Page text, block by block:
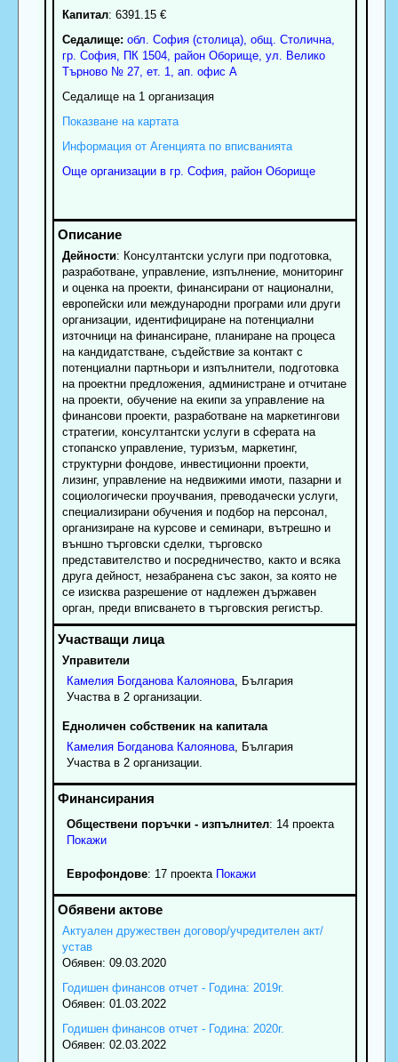
Капитал: 6391.15 €
Седалище: обл. София (столица), общ. Столична,
гр. София, ПК 1504, район Оборище, ул. Велико
Търново № 27, ет. 1, ап. офис А
Седалище на 1 организация
Показване на картата
Информация от Агенцията по вписванията
Още организации в гр. София, район Оборище
Дейности: Консултантски услуги при подготовка,
разработване, управление, изпълнение, мониторинг
и оценка на проекти, финансирани от национални,
европейски или международни програми или други
организации, идентифициране на потенциални
източници на финансиране, планиране на процеса
на кандидатстване, съдействие за контакт с
потенциални партньори и изпълнители, подготовка
на проектни предложения, администране и отчитане
на проекти, обучение на екипи за управление на
финансови проекти, разработване на маркетингови
стратегии, консултантски услуги в сферата на
стопанско управление, туризъм, маркетинг,
структурни фондове, инвестиционни проекти,
лизинг, управление на недвижими имоти, пазарни и
социологически проучвания, преводачески услуги,
специализирани обучения и подбор на персонал,
организиране на курсове и семинари, вътрешно и
външно търговски сделки, търговско
представителство и посредничество, както и всяка
друга дейност, незабранена със закон, за която не
се изисква разрешение от надлежен държавен
орган, преди вписването в търговския регистър.
Управители
Камелия Богданова Калоянова, България
Участва в 2 организации.
Едноличен собственик на капитала
Камелия Богданова Калоянова, България
Участва в 2 организации.
Обществени поръчки - изпълнител: 14 проекта
Покажи
Еврофондове: 17 проекта Покажи
Актуален дружествен договор/учредителен акт/
устав
Обявен: 09.03.2020
Годишен финансов отчет - Година: 2019г.
Обявен: 01.03.2022
Годишен финансов отчет - Година: 2020г.
Обявен: 02.03.2022